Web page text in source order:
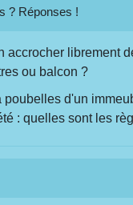
? Réponses !
accrocher librement
ou balcon ?
poubelles d'un
: quelles sont les